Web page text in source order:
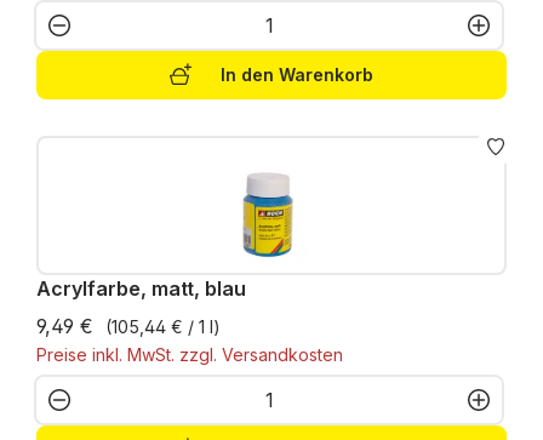
Produkt Anzahl: Gib den
In den Warenkorb
Acrylfarbe, matt, blau
9,49 €
(105,44 € / 1 l)
Preise inkl. MwSt. zzgl. Versandkosten
Produkt Anzahl: Gib den